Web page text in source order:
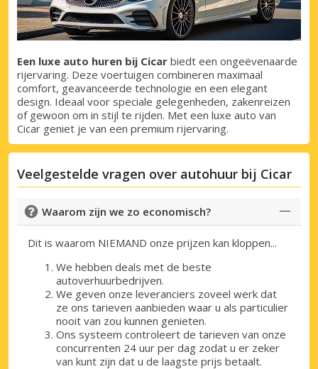
Een luxe auto huren bij Cicar biedt een ongeëvenaarde
rijervaring. Deze voertuigen combineren maximaal
comfort, geavanceerde technologie en een elegant
design. Ideaal voor speciale gelegenheden, zakenreizen
of gewoon om in stijl te rijden. Met een luxe auto van
Cicar geniet je van een premium rijervaring.
Veelgestelde vragen over autohuur bij Cicar
Waarom zijn we zo economisch?
Dit is waarom NIEMAND onze prijzen kan kloppen...
We hebben deals met de beste
autoverhuurbedrijven.
We geven onze leveranciers zoveel werk dat
ze ons tarieven aanbieden waar u als particulier
nooit van zou kunnen genieten.
Ons systeem controleert de tarieven van onze
concurrenten 24 uur per dag zodat u er zeker
van kunt zijn dat u de laagste prijs betaalt.